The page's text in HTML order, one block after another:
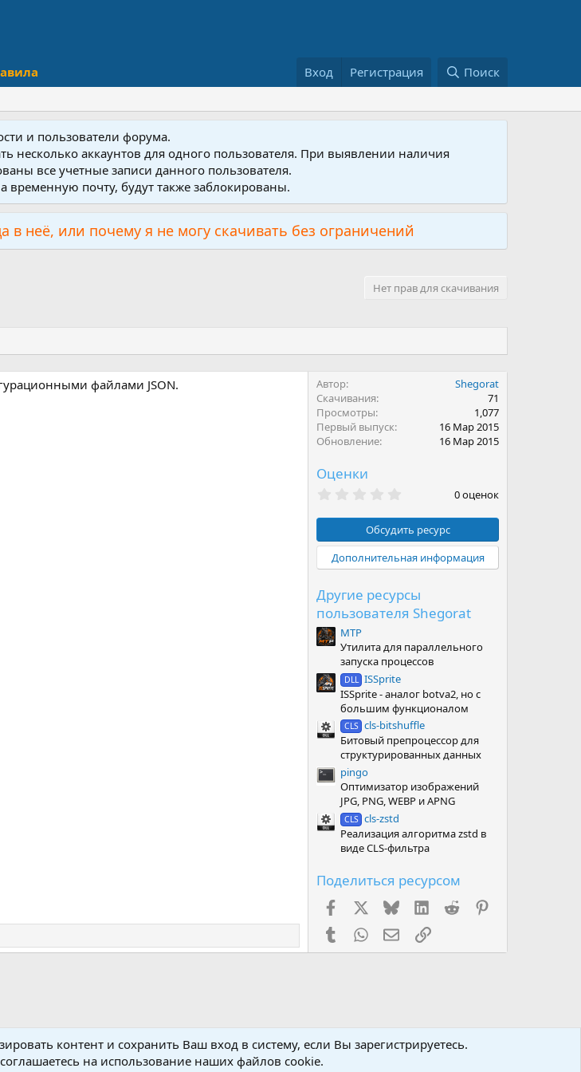
Вход Регистрация Поиск
и пользователи форума.
несколько аккаунтов для одного пользователя. При выявлении наличия
все учетные записи данного пользователя.
временную почту, будут также заблокированы.
в неё, или почему я не могу скачивать без ограничений
Нет прав для скачивания
файлами JSON. Автор
Shegorat
Скачивания
71
Просмотры
1,077
Первый выпуск
16 Мар 2015
Обновление
16 Мар 2015
Оценки
0
0
з
в
ё
0 оценок
Обсудить ресурс
Дополнительная информация
Другие ресурсы
пользователя Shegorat
MTP
Утилита для параллельного
запуска процессов
DLL
ISSprite
ISSprite - аналог botva2, но с
большим функционалом
CLS cls-bitshuffle
Битовый препроцессор для
структурированных данных
pingo
Оптимизатор изображений
JPG, PNG, WEBP и APNG
CLS cls-zstd
Реализация алгоритма zstd в
виде CLS-фильтра
Поделиться ресурсом
FacebookX (Twitter)
Bluesky LinkedInReddit
TumblrWhatsAppЭлектронная почта
Ссылка
контент и сохранить Ваш вход в систему, если Вы зарегистрируетесь.
на использование наших файлов cookie.